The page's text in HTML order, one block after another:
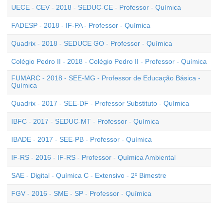
UECE - CEV - 2018 - SEDUC-CE - Professor - Química
FADESP - 2018 - IF-PA - Professor - Química
Quadrix - 2018 - SEDUCE GO - Professor - Química
Colégio Pedro II - 2018 - Colégio Pedro II - Professor - Química
FUMARC - 2018 - SEE-MG - Professor de Educação Básica -
Química
Quadrix - 2017 - SEE-DF - Professor Substituto - Química
IBFC - 2017 - SEDUC-MT - Professor - Química
IBADE - 2017 - SEE-PB - Professor - Química
IF-RS - 2016 - IF-RS - Professor - Química Ambiental
SAE - Digital - Química C - Extensivo - 2º Bimestre
FGV - 2016 - SME - SP - Professor - Química